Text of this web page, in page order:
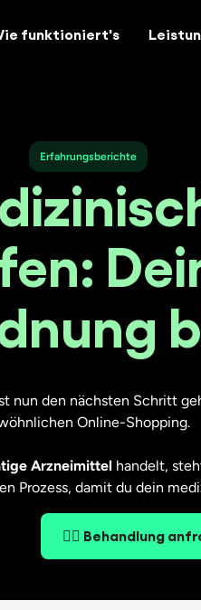
funktioniert's
Erfahrungsberichte
nun den nächsten Schritt
Online-Shopping.
Arzneimittel handelt,
Prozess, damit du dein
👨‍⚕️ Behandlung